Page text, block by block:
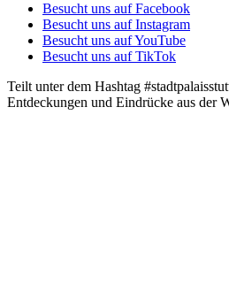
Besucht uns auf Facebook
Besucht uns auf Instagram
Besucht uns auf YouTube
Besucht uns auf TikTok
Teilt unter dem Hashtag
Entdeckungen und Eindrücke aus der